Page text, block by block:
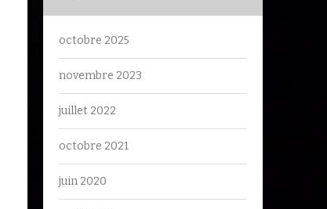
octobre 2025
novembre 2023
juillet 2022
octobre 2021
juin 2020